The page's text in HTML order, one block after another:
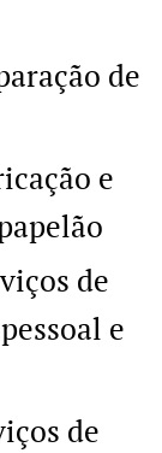
de
e
de
e
de